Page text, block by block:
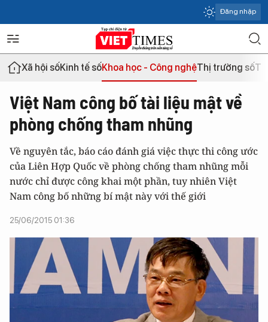
Đăng nhập
Xã hội sốKinh tế sốKhoa học - Công nghệThị trường số
Việt Nam công bố tài liệu mật về
phòng chống tham nhũng
Về nguyên tắc, báo cáo đánh giá việc thực thi công ước
của Liên Hợp Quốc về phòng chống tham nhũng mỗi
nước chỉ được công khai một phần, tuy nhiên Việt
Nam công bố những bí mật này với thế giới
25/06/2015 01:36